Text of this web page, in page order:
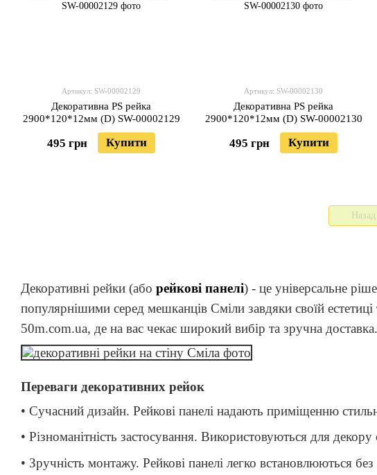
Декоративні рейки (або рейкові панелі) - це універсальне
популярнішими серед мешканців Сміли завдяки своїй
50m.com.ua, де на вас чекає широкий вибір та зручна доставка.
Переваги декоративних рейок
• Сучасний дизайн. Рейкові панелі надають приміщенню
• Різноманітність застосування. Використовуються для
• Зручність монтажу. Рейкові панелі легко встановлюються
Артикул: SW-00002129
Декоративна PS рейка
2900*120*12мм (D) SW-00002129
495 грн Купити
Артикул: SW-00002130
Декоративна PS рейка
2900*120*12мм (D) SW-00002130
495 грн Купити
Назад